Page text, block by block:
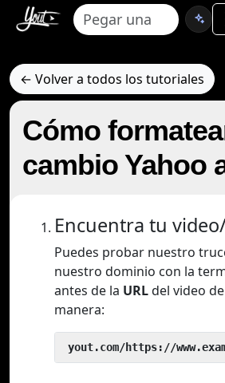
← Volver a todos los tutoriales
Cómo
cambio Yahoo
Encuentra tu
Puedes probar nuestro
nuestro dominio con la
antes de la URLdel video
manera:
yout.com/https://